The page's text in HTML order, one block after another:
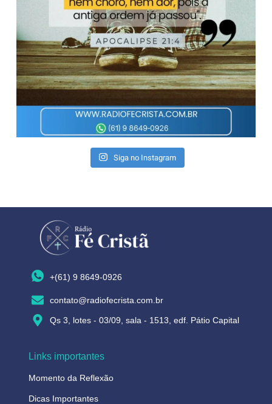
Siga no Instagram
+(61) 9 8649-0926
contato@radiofecrista.com.br
Qs 3, lotes - 03/09, sala - 1513, edf. Pátio Capital
Links importantes
Momento da Reflexão
Dicas Importantes